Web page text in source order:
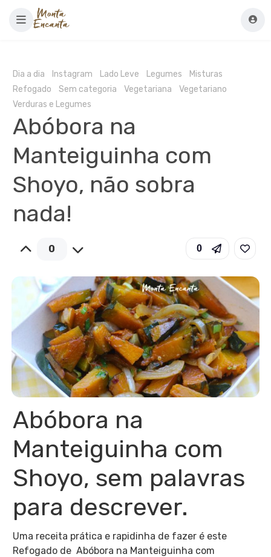
Dia a dia Instagram Lado Leve Legumes
Misturas
Refogado
Sem categoria Vegetariana
Vegetariano
Verduras e Legumes
Abóbora na
Manteiguinha com
Shoyo, não sobra
nada!
0 0
Abóbora na
Manteiguinha com
Shoyo, sem palavras
para descrever.
Uma receita prática e rapidinha de fazer é este
Refogado de Abóbora na Manteiguinha com